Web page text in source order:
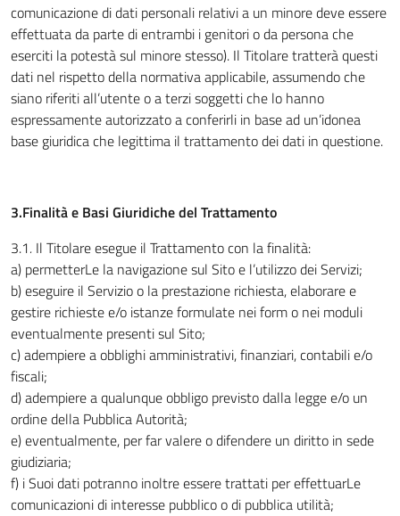
comunicazione di dati personali relativi a un minore deve essere
effettuata da parte di entrambi i genitori o da persona che
eserciti la potestà sul minore stesso). Il Titolare tratterà questi
dati nel rispetto della normativa applicabile, assumendo che
siano riferiti all’utente o a terzi soggetti che lo hanno
espressamente autorizzato a conferirli in base ad un’idonea
base giuridica che legittima il trattamento dei dati in questione.
3.Finalità e Basi Giuridiche del Trattamento
3.1. Il Titolare esegue il Trattamento con la finalità:
a) permetterLe la navigazione sul Sito e l’utilizzo dei Servizi;
b) eseguire il Servizio o la prestazione richiesta, elaborare e
gestire richieste e/o istanze formulate nei form o nei moduli
eventualmente presenti sul Sito;
c) adempiere a obblighi amministrativi, finanziari, contabili e/o
fiscali;
d) adempiere a qualunque obbligo previsto dalla legge e/o un
ordine della Pubblica Autorità;
e) eventualmente, per far valere o difendere un diritto in sede
giudiziaria;
f) i Suoi dati potranno inoltre essere trattati per effettuarLe
comunicazioni di interesse pubblico o di pubblica utilità;